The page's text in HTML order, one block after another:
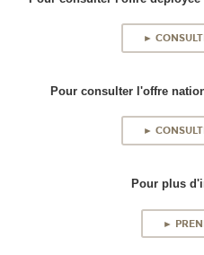
►
Pour consulter l'offre
►
Pour plus
►